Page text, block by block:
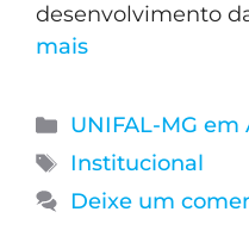
desenvolvimento
mais
UNIFAL-MG em
Institucional
Deixe um